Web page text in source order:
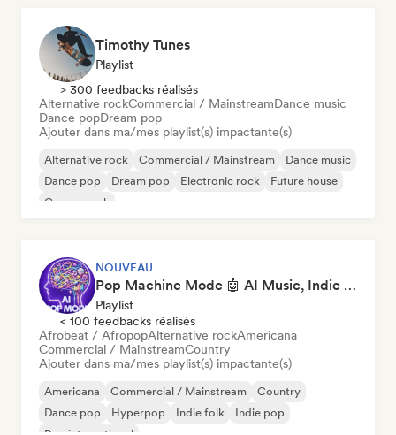
Timothy Tunes
Playlist
> 300 feedbacks réalisés
Alternative rockCommercial / MainstreamDance music
Dance popDream pop
Ajouter dans ma/mes playlist(s) impactante(s)
Alternative rock Commercial / Mainstream
Dance music
Dance pop
Dream pop Electronic rock
Future house
Garage rock
NOUVEAU
Pop Machine Mode 🤖 AI Music, Indie Pop & Dream Pop
Playlist
< 100 feedbacks réalisés
Afrobeat / AfropopAlternative rockAmericana
Commercial / MainstreamCountry
Ajouter dans ma/mes playlist(s) impactante(s)
Americana Commercial / Mainstream
Country
Dance pop
Hyperpop Indie folk
Indie pop